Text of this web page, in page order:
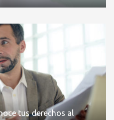
tus derechos al